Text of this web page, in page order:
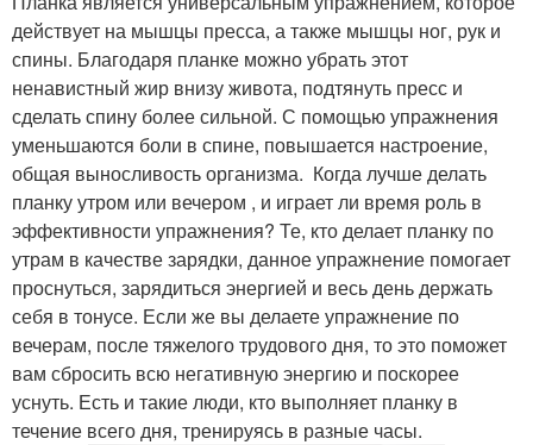
действует на мышцы пресса, а также мышцы ног, рук и
спины. Благодаря планке можно убрать этот
ненавистный жир внизу живота, подтянуть пресс и
сделать спину более сильной. С помощью упражнения
уменьшаются боли в спине, повышается настроение,
общая выносливость организма. Когда лучше делать
планку утром или вечером , и играет ли время роль в
эффективности упражнения? Те, кто делает планку по
утрам в качестве зарядки, данное упражнение помогает
проснуться, зарядиться энергией и весь день держать
себя в тонусе. Если же вы делаете упражнение по
вечерам, после тяжелого трудового дня, то это поможет
вам сбросить всю негативную энергию и поскорее
уснуть. Есть и такие люди, кто выполняет планку в
течение всего дня, тренируясь в разные часы.